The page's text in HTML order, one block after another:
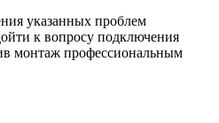
указанных проблем
к вопросу подключения
монтаж профессиональным